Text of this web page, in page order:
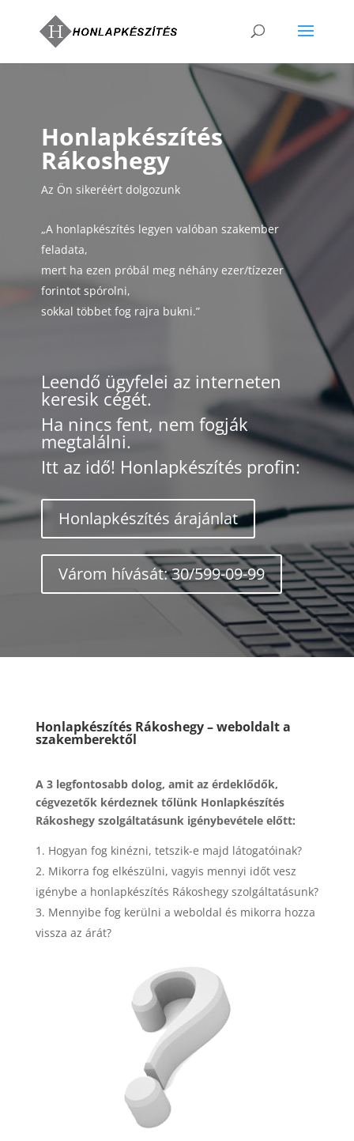
Honlapkészítés
Rákoshegy
Az Ön sikeréért dolgozunk
„A honlapkészítés legyen valóban szakember
feladata,
mert ha ezen próbál meg néhány ezer/tízezer
forintot spórolni,
sokkal többet fog rajra bukni.”
Leendő ügyfelei az interneten
keresik cégét.
Ha nincs fent, nem fogják
megtalálni.
Itt az idő! Honlapkészítés profin:
Honlapkészítés árajánlat
Várom hívását: 30/599-09-99
Honlapkészítés Rákoshegy – weboldalt a
szakemberektől
A 3 legfontosabb dolog, amit az érdeklődők,
cégvezetők kérdeznek tőlünk Honlapkészítés
Rákoshegy szolgáltatásunk igénybevétele előtt:
Hogyan fog kinézni, tetszik-e majd látogatóinak?
Mikorra fog elkészülni, vagyis mennyi időt vesz
igénybe a honlapkészítés Rákoshegy szolgáltatásunk?
Mennyibe fog kerülni a weboldal és mikorra hozza
vissza az árát?